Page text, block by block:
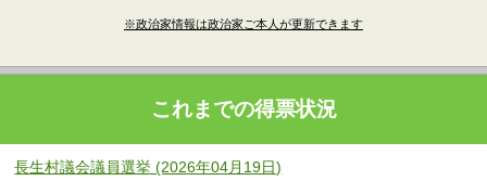
※政治家情報は政治家ご本人が更新できます
これまでの得票状況
長生村議会議員選挙 (2026年04月19日)